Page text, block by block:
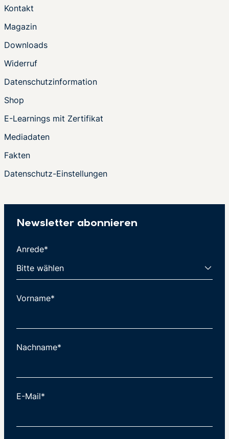
Kontakt
Magazin
Downloads
Widerruf
Datenschutzinformation
Shop
E-Learnings mit Zertifikat
Mediadaten
Fakten
Datenschutz-Einstellungen
Newsletter abonnieren
Anrede*
Vorname*
Nachname*
E-Mail*